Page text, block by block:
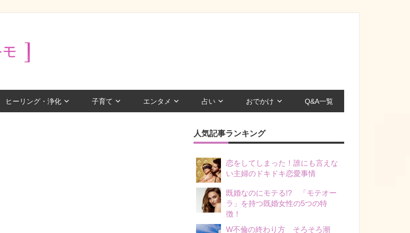
ヒーリング・浄化 子育て エンタメ 占い おでかけ Q&A一覧
人気記事ランキング
恋をしてしまった！誰にも言えな
い主婦のドキドキ恋愛事情
既婚なのにモテる!? 「モテオー
ラ」を持つ既婚女性の5つの特
徴！
W不倫の終わり方 そろそろ潮